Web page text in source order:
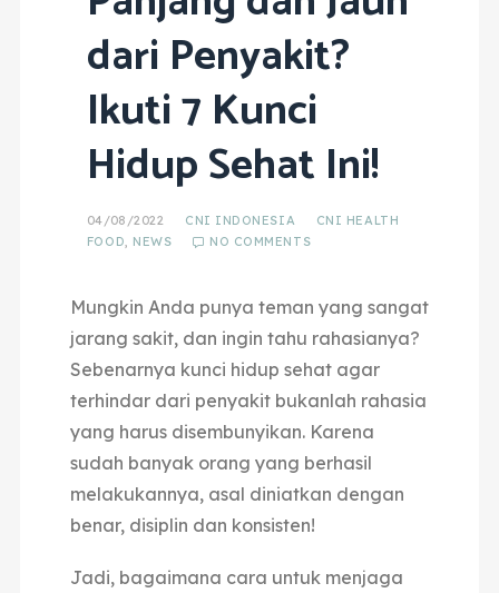
dari Penyakit?
Ikuti 7 Kunci
Hidup Sehat Ini!
04/08/2022 CNI INDONESIA
CNI HEALTH
FOOD, NEWS NO COMMENTS
Mungkin Anda punya teman yang sangat
jarang sakit, dan ingin tahu rahasianya?
Sebenarnya kunci hidup sehat agar
terhindar dari penyakit bukanlah rahasia
yang harus disembunyikan. Karena
sudah banyak orang yang berhasil
melakukannya, asal diniatkan dengan
benar, disiplin dan konsisten!
Jadi, bagaimana cara untuk menjaga